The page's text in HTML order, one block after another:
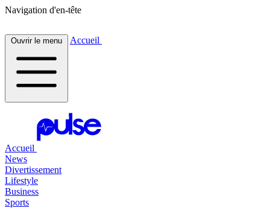
Navigation d'en-tête
Ouvrir le menu Accueil
Accueil
News
Divertissement
Lifestyle
Business
Sports